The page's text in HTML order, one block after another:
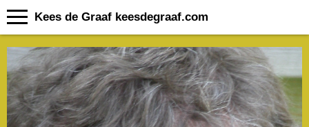
Kees de Graaf keesdegraaf.com